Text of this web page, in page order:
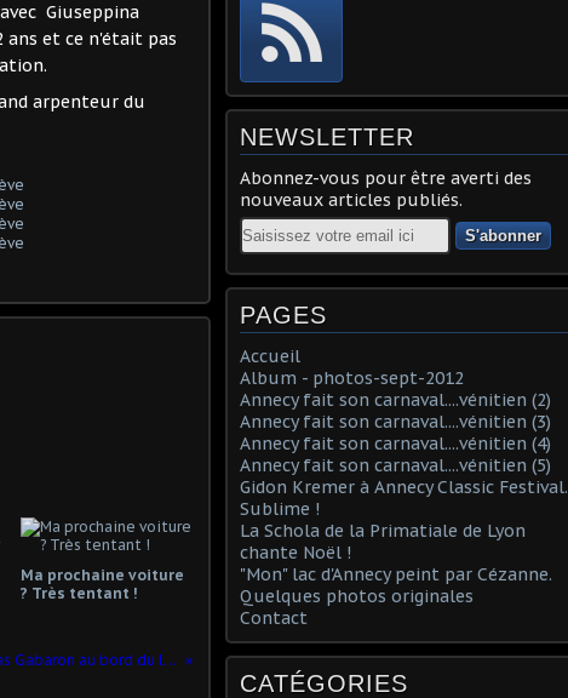
Giuseppina
et ce n'était pas
arpenteur du
Ma prochaine voiture
? Très tentant !
avec mon ami Nicolas Gabaron au bord du lac d'Annecy
NEWSLETTER
Abonnez-vous pour être averti des
nouveaux articles publiés.
Email
PAGES
Accueil
Album - photos-sept-2012
Annecy fait son carnaval....vénitien (2)
Annecy fait son carnaval....vénitien (3)
Annecy fait son carnaval....vénitien (4)
Annecy fait son carnaval....vénitien (5)
Gidon Kremer à Annecy Classic Festival.
Sublime !
La Schola de la Primatiale de Lyon
chante Noël !
"Mon" lac d'Annecy peint par Cézanne.
Quelques photos originales
Contact
CATÉGORIES